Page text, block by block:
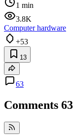
1 min
3.8K
Computer hardware
+53
13
63
Comments 63